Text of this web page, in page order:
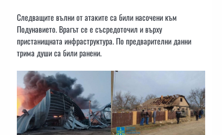
Следващите вълни от атаките са били насочени към
Подунавието. Врагът се е съсредоточил и върху
пристанищната инфраструктура. По предварителни данни
трима души са били ранени.